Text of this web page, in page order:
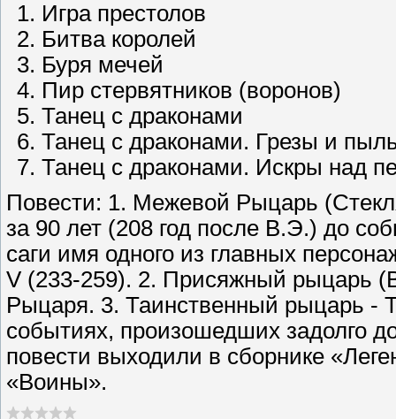
Игра престолов
Битва королей
Буря мечей
Пир стервятников (воронов)
Танец с драконами
Танец с драконами. Грезы и
Танец с драконами. Искры над
Повести: 1. Межевой Рыцарь
за 90 лет (208 год после В.Э.) до
саги имя одного из главных
V (233-259). 2. Присяжный рыцарь
Рыцаря. 3. Таинственный рыцарь -
событиях, произошедших задолго
повести выходили в сборнике
«Воины».